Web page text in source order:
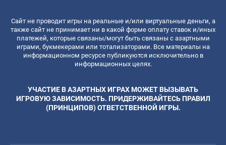
Сайт не проводит игры на реальные и/или виртуальные деньги, а
также сайт не принимает ни в какой форме оплату ставок и/иных
платежей, которые связаны/могут быть связаны с азартными
играми, букмекерами или тотализаторами. Все материалы на
информационном ресурсе публикуются исключительно в
информационных целях.
УЧАСТИЕ В АЗАРТНЫХ ИГРАХ МОЖЕТ ВЫЗЫВАТЬ
ИГРОВУЮ ЗАВИСИМОСТЬ. ПРИДЕРЖИВАЙТЕСЬ ПРАВИЛ
(ПРИНЦИПОВ) ОТВЕТСТВЕННОЙ ИГРЫ.